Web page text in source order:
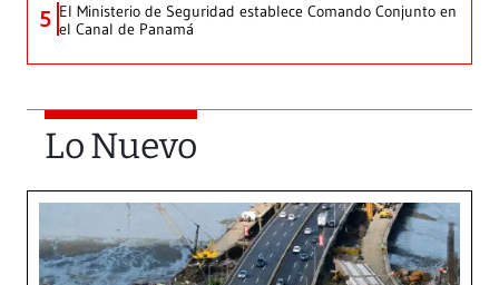
5 El Ministerio de Seguridad establece Comando Conjunto en
el Canal de Panamá
Lo Nuevo